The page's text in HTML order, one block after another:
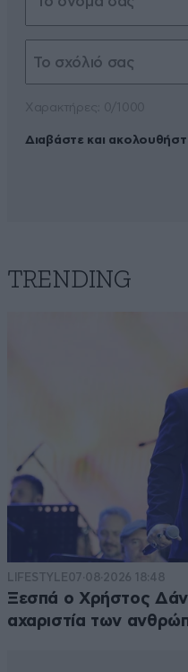
Διαβάστε και
TRENDING
LIFESTYLE07·08·2026 18:48
Ξεσπά ο Χρήστος
αχαριστία των